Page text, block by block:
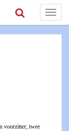
Toggle
voorzitter, twee